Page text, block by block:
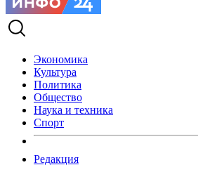
Экономика
Культура
Политика
Общество
Наука и техника
Спорт
Редакция